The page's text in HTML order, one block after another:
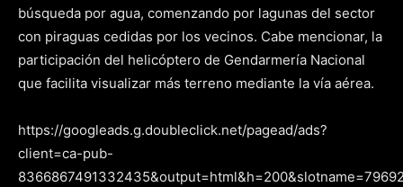
búsqueda por agua, comenzando por lagunas del sector
con piraguas cedidas por los vecinos. Cabe mencionar, la
participación del helicóptero de Gendarmería Nacional
que facilita visualizar más terreno mediante la vía aérea.
https://googleads.g.doubleclick.net/pagead/ads?
client=ca-pub-